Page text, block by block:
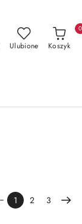
Ulubione Koszyk
0
1 2 3